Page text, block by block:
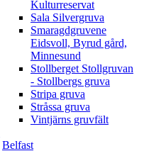
Kulturreservat
Sala Silvergruva
Smaragdgruvene
Eidsvoll, Byrud gård,
Minnesund
Stollberget Stollgruvan
- Stollbergs gruva
Stripa gruva
Stråssa gruva
Vintjärns gruvfält
Belfast